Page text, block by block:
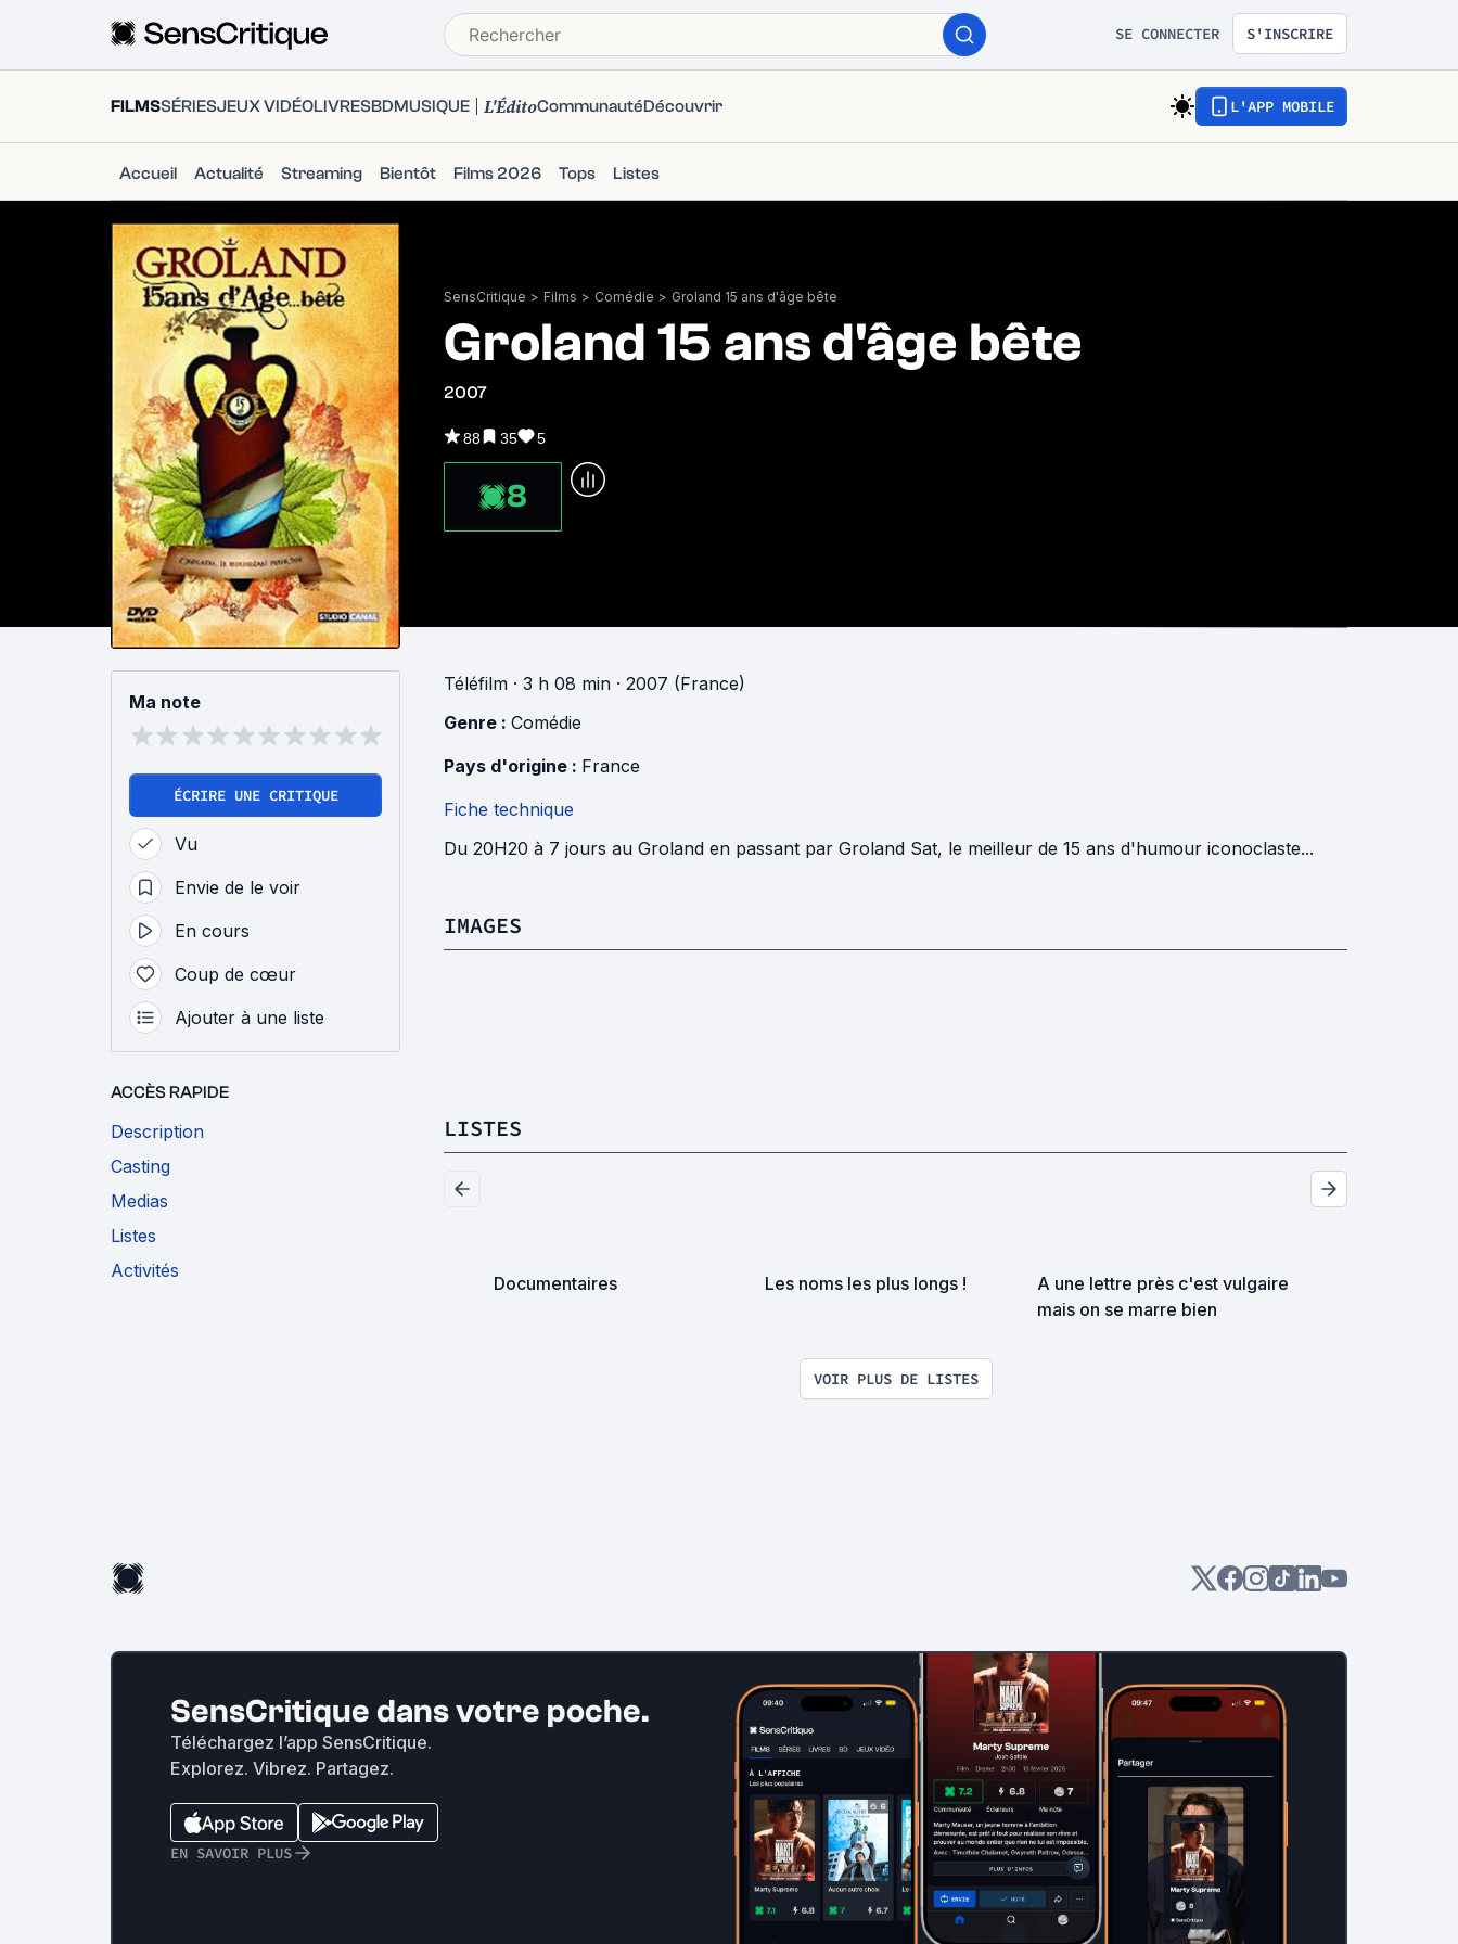
SE CONNECTER S'INSCRIRE
FILMSSÉRIESJEUX VIDÉOLIVRESBDMUSIQUE L'ÉditoCommunautéDécouvrir L'APP MOBILE
Accueil Actualité Streaming Bientôt Films 2026 Tops Listes
SensCritique > Films > Comédie > Groland 15 ans d'âge bête
Groland 15 ans d'âge bête
2007
88 35 5
8
Ma note
ÉCRIRE UNE CRITIQUE
Vu
Envie de le voir
En cours
Coup de cœur
Ajouter à une liste
ACCÈS RAPIDE
Description
Casting
Medias
Listes
Activités
Téléfilm · 3 h 08 min · 2007 (France)
Genre : Comédie
Pays d'origine : France
Fiche technique
Du 20H20 à 7 jours au Groland en passant par Groland Sat, le meilleur de 15 ans d'humour iconoclaste...
IMAGES
LISTES
Documentaires Les noms les plus longs !
A une lettre près c'est vulgaire
mais on se marre bien
VOIR PLUS DE LISTES
SensCritique dans votre poche.
Téléchargez l’app SensCritique.
Explorez. Vibrez. Partagez.
EN SAVOIR PLUS